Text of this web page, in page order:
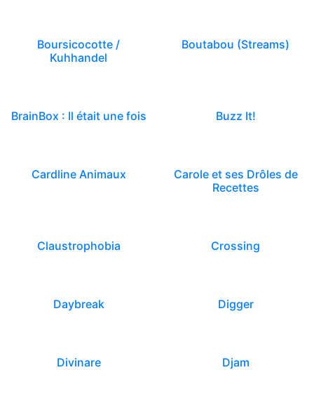
Boursicocotte /
Kuhhandel
Boutabou (Streams)
BrainBox : Il était une fois Buzz It!
Cardline Animaux
Carole et ses Drôles de
Recettes
Claustrophobia Crossing
Daybreak Digger
Divinare Djam